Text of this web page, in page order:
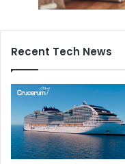
Recent Tech News